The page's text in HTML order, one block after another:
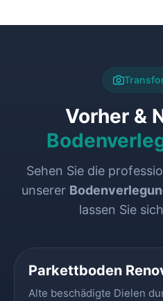
Vorher &
Sehen Sie die
unserer
lassen Sie
Parkettboden
Alte beschädigte Dielen